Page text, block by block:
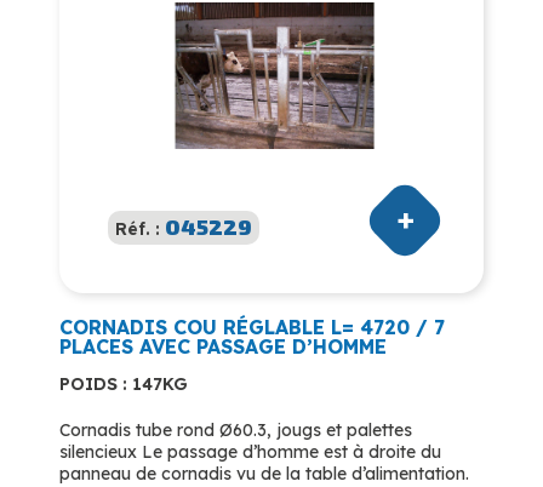
Réf. : 045229
CORNADIS COU RÉGLABLE L= 4720 / 7
PLACES AVEC PASSAGE D’HOMME
POIDS : 147KG
Cornadis tube rond Ø60.3, jougs et palettes
silencieux Le passage d’homme est à droite du
panneau de cornadis vu de la table d’alimentation.